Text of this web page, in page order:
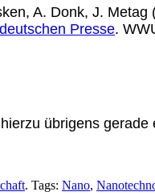
A. Donk, J. Metag
Presse.
übrigens gerade
. Tags: Nano,